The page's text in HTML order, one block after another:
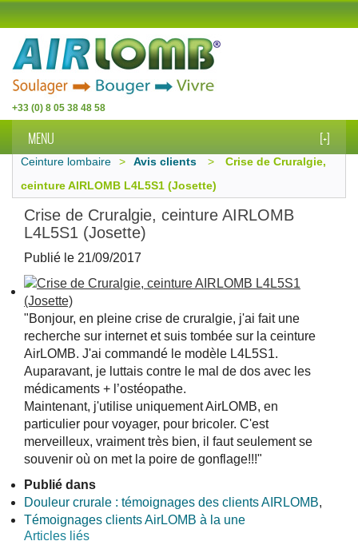
+33 (0) 8 05 38 48 58
MENU [+]
Ceinture lombaire > Avis clients >
Crise de Cruralgie,
ceinture AIRLOMB L4L5S1 (Josette)
Crise de Cruralgie, ceinture AIRLOMB
L4L5S1 (Josette)
Publié le 21/09/2017
"Bonjour, en pleine crise de cruralgie, j'ai fait une
recherche sur internet et suis tombée sur la ceinture
AirLOMB. J'ai commandé le modèle L4L5S1.
Auparavant, je luttais contre le mal de dos avec les
médicaments + l’ostéopathe.
Maintenant, j'utilise uniquement AirLOMB, en
particulier pour voyager, pour bricoler. C'est
merveilleux, vraiment très bien, il faut seulement se
souvenir où on met la poire de gonflage!!!"
Publié dans
Douleur crurale : témoignages des clients AIRLOMB,
Témoignages clients AirLOMB à la une
Articles liés